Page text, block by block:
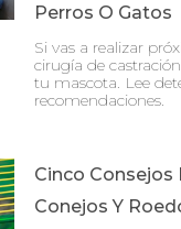
Perros O Gatos
Si vas a realizar
cirugía de
tu mascota. Lee
recomendaciones.
Cinco Consejos
Conejos Y